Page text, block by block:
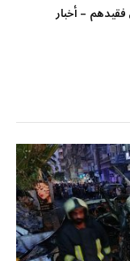
فقيدهم – أخبار